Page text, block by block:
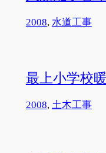
2008, 水道工事
最上小学校
2008, 土木工事